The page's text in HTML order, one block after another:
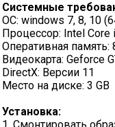
Системные
ОС: windows 7, 8, 10
Процессор: Intel Core
Оперативная память:
Видеокарта: Geforce
DirectX: Версии 11
Место на диске: 3 GB
Установка: